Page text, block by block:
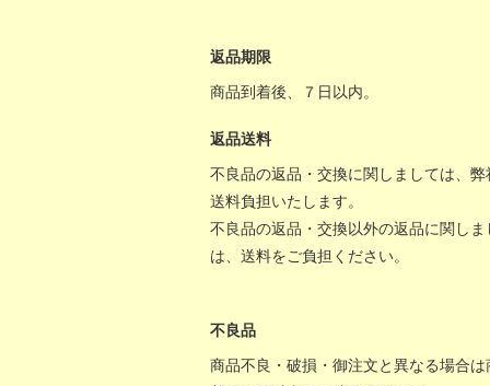
返品期限
商品到着後、７日以内。
返品送料
不良品の返品・交換に関しましては、弊
送料負担いたします。
不良品の返品・交換以外の返品に関しま
は、送料をご負担ください。
不良品
商品不良・破損・御注文と異なる場合は